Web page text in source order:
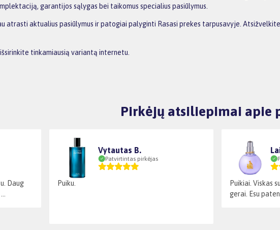
garantijos sąlygas bei taikomus specialius pasiūlymus.
atrasti aktualius pasiūlymus ir patogiai palyginti Rasasi prekes tarpusavyje.
tinkamiausią variantą internetu.
Pirkėjų atsiliepimai apie
Daug
Vytautas B.
Patvirtintas pirkėjas
Puiku.
Puikiai. Viskas
gerai. Esu